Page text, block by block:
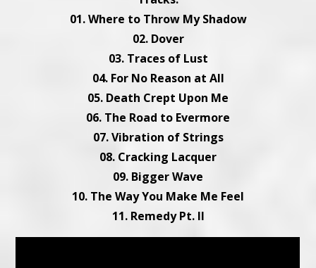
01. Where to Throw My Shadow
02. Dover
03. Traces of Lust
04. For No Reason at All
05. Death Crept Upon Me
06. The Road to Evermore
07. Vibration of Strings
08. Cracking Lacquer
09. Bigger Wave
10. The Way You Make Me Feel
11. Remedy Pt. II